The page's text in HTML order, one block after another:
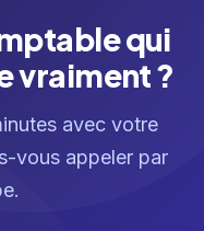
qui
vraiment ?
avec votre
vous appeler par